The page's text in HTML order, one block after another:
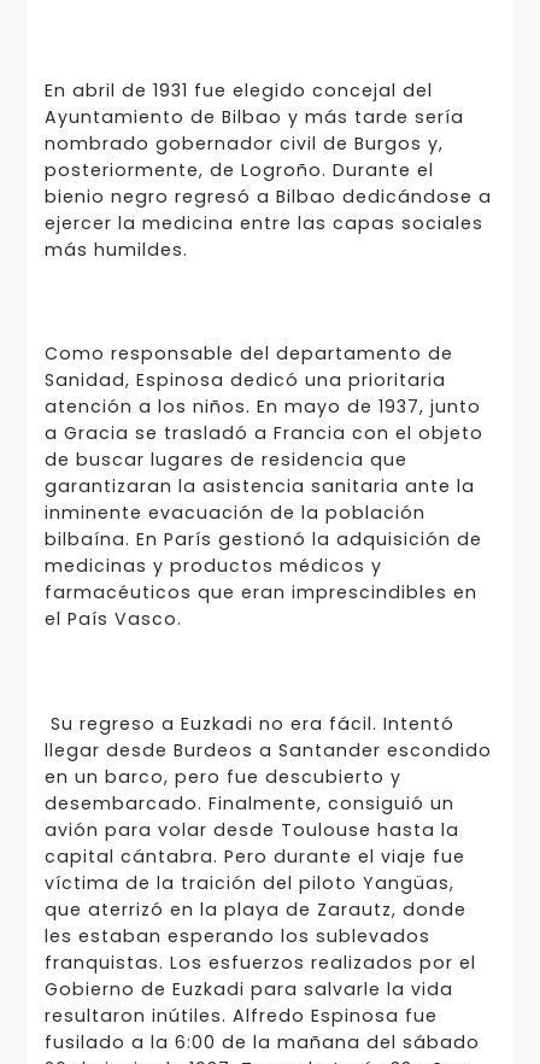
En abril de 1931 fue elegido concejal del
Ayuntamiento de Bilbao y más tarde sería
nombrado gobernador civil de Burgos y,
posteriormente, de Logroño. Durante el
bienio negro regresó a Bilbao dedicándose a
ejercer la medicina entre las capas sociales
más humildes.
Como responsable del departamento de
Sanidad, Espinosa dedicó una prioritaria
atención a los niños. En mayo de 1937, junto
a Gracia se trasladó a Francia con el objeto
de buscar lugares de residencia que
garantizaran la asistencia sanitaria ante la
inminente evacuación de la población
bilbaína. En París gestionó la adquisición de
medicinas y productos médicos y
farmacéuticos que eran imprescindibles en
el País Vasco.
Su regreso a Euzkadi no era fácil. Intentó
llegar desde Burdeos a Santander escondido
en un barco, pero fue descubierto y
desembarcado. Finalmente, consiguió un
avión para volar desde Toulouse hasta la
capital cántabra. Pero durante el viaje fue
víctima de la traición del piloto Yangüas,
que aterrizó en la playa de Zarautz, donde
les estaban esperando los sublevados
franquistas. Los esfuerzos realizados por el
Gobierno de Euzkadi para salvarle la vida
resultaron inútiles. Alfredo Espinosa fue
fusilado a la 6:00 de la mañana del sábado